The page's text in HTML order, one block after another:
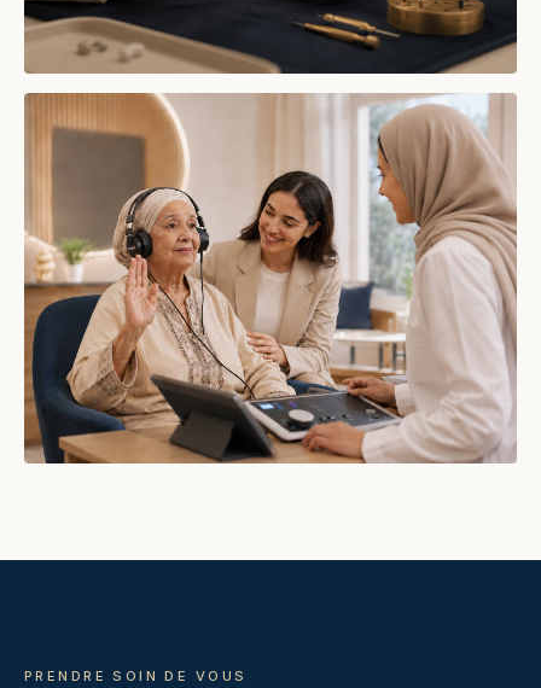
PRENDRE SOIN DE VOUS